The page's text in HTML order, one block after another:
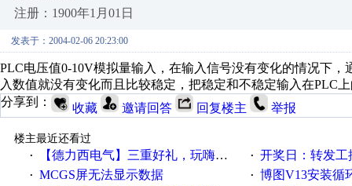
注册：1900年1月01日
发表于：2004-02-06 20:23:00
PLC电压值0-10V模拟量输入，在输入信号没有变化的情况下
入数值就没有变化而且比较稳定，把稳定和不稳定输入在PLC
分享到：
收藏 邀请回答 回复楼主 举报
楼主最近还看过
·
【德力西电气】三重好礼，玩嗨夏日！ · 开奖日：转发工控速派
· MCGS屏无法显示数据 · 博图V13安装循环重启